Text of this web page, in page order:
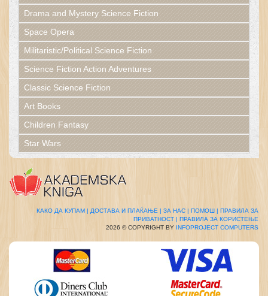
Drama and Mystery Science Fiction
Space Opera
Militaristic/Political Science Fiction
Science Fiction Action Adventures
Classic Science Fiction
Art Books
Children Fantasy
Star Wars
КАКО ДА КУПАМ | ДОСТАВА И ПЛАЌАЊЕ | ЗА НАС | ПОМОШ | ПРАВИЛА ЗА
ПРИВАТНОСТ | ПРАВИЛА ЗА КОРИСТЕЊЕ
2026 © COPYRIGHT BY INFOPROJECT COMPUTERS